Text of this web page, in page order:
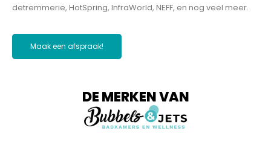
detremmerie, HotSpring, InfraWorld, NEFF, en nog veel meer.
Maak een afspraak!
DE MERKEN VAN